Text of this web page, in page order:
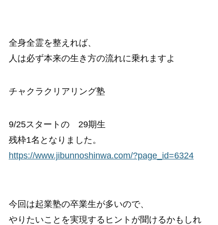
全身全霊を整えれば、
人は必ず本来の生き方の流れに乗れますよ
チャクラクリアリング塾
9/25スタートの 29期生
残枠1名となりました。
https://www.jibunnoshinwa.com/?page_id=6324
今回は起業塾の卒業生が多いので、
やりたいことを実現するヒントが聞けるかもしれ